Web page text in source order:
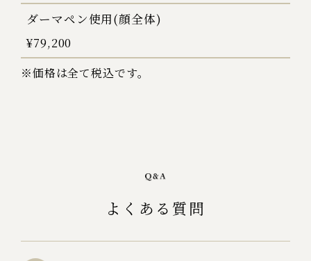
ダーマペン使用(顔全体)
¥79,200
※価格は全て税込です。
よくある質問